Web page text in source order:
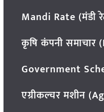
Mandi Rate (मंडी
कृषि कंपनी
Government
एग्रीकल्चर मशीन